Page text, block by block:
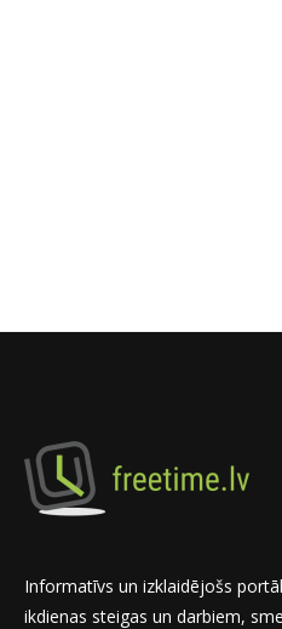
Informatīvs un izklaidējošs
ikdienas steigas un darbiem,